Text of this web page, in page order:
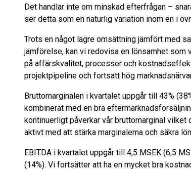
Det handlar inte om minskad efterfrågan –
ser detta som en naturlig variation inom en i
Trots en något lägre omsättning jämfört med
jämförelse, kan vi redovisa en lönsamhet
på affärskvalitet, processer och
projektpipeline och fortsatt hög
Bruttomarginalen i kvartalet uppgår till 43%
kombinerat med en bra
kontinuerligt påverkar vår bruttomarginal
aktivt med att stärka marginalerna och säkra
EBITDA i kvartalet uppgår till 4,5 MSEK (6,5
(14%). Vi fortsätter att ha en mycket bra